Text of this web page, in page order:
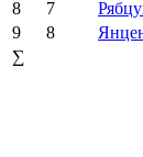
8
7
9
8
∑